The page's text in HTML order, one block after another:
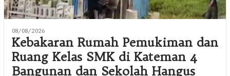
08/08/2026
Kebakaran Rumah Pemukiman dan
Ruang Kelas SMK di Kateman 4
Bangunan dan Sekolah Hangus